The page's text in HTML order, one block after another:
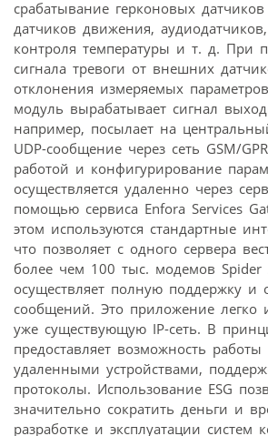
срабатывание герконовых
датчиков движения,
контроля температуры и т. д. При
сигнала тревоги от внешних
отклонения измеряемых
модуль вырабатывает сигнал
например, посылает на
UDP-сообщение через сеть GSM/
работой и конфигурирование
осуществляется удаленно через
помощью сервиса Enfora Services
этом используются стандартные
что позволяет с одного сервера
более чем 100 тыс. модемов Spider
осуществляет полную поддержку и
сообщений. Это приложение легко
уже существующую IP-сеть. В
предоставляет возможность
удаленными устройствами,
протоколы. Использование ESG
значительно сократить деньги и
разработке и эксплуатации систем